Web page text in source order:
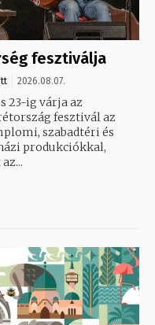
fesztiválja
2026.08.07.
23-ig várja az
fesztivál az
szabadtéri és
produkciókkal,